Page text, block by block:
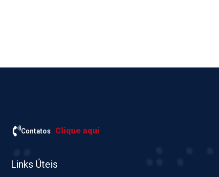
Contatos Clique aqui
Links Úteis